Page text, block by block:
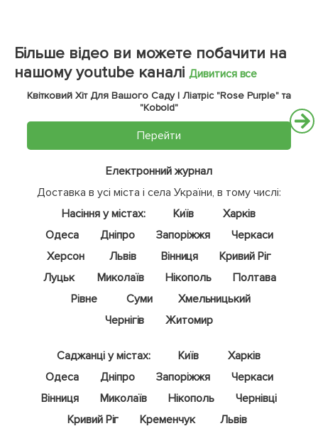
Більше відео ви можете побачити на
нашому youtube каналі Дивитися все
Квітковий Хіт Для Вашого Саду | Ліатріс "Rose Purple" та
"Kobold"
Перейти
Електронний журнал
Доставка в усі міста і села України, в тому числі:
Насіння у містах:
Київ
Харків
Одеса
Дніпро Запоріжжя
Черкаси
Херсон
Львів Вінниця
Кривий Ріг
Луцьк
Миколаїв Нікополь
Полтава
Рівне
Суми
Хмельницький
Чернігів
Житомир
Саджанці у містах: Київ
Харків
Одеса
Дніпро Запоріжжя
Черкаси
Вінниця
Миколаїв Нікополь
Чернівці
Кривий Ріг
Кременчук
Львів